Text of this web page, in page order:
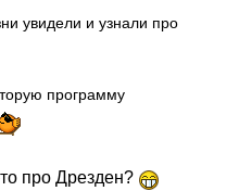
увидели и узнали про
программу
про Дрезден?